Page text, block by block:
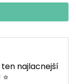
najlacnejší